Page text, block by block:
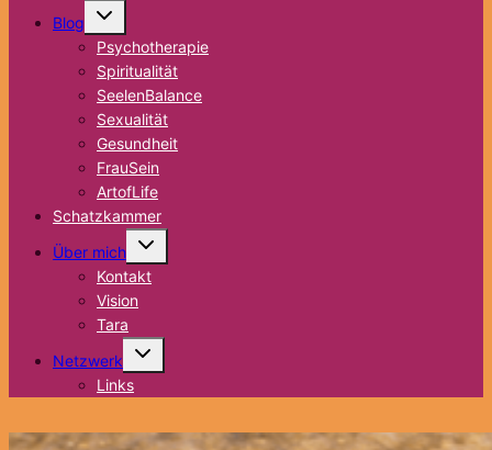
Blog
Untermenü
Psychotherapie
Spiritualität
SeelenBalance
Sexualität
Gesundheit
FrauSein
ArtofLife
Schatzkammer
Über mich
Untermenü
Kontakt
Vision
Tara
Netzwerk
Untermenü
Links